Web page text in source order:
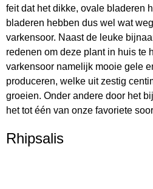
feit dat het dikke, ovale bladeren
bladeren hebben dus wel wat
varkensoor. Naast de leuke
redenen om deze plant in huis te
varkensoor namelijk mooie gele
produceren, welke uit zestig
groeien. Onder andere door het
het tot één van onze favoriete
Rhipsalis